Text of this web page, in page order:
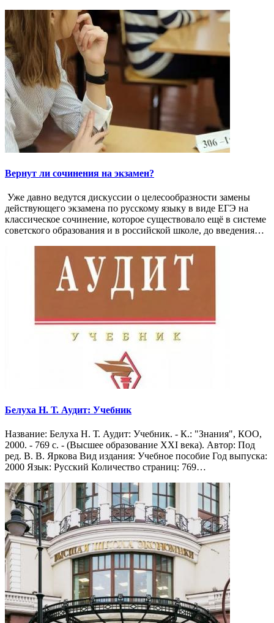
Вернут ли сочинения на экзамен?
Уже давно ведутся дискуссии о целесообразности замены
действующего экзамена по русскому языку в виде ЕГЭ на
классическое сочинение, которое существовало ещё в системе
советского образования и в российской школе, до введения…
Белуха Н. Т. Аудит: Учебник
Название: Белуха Н. Т. Аудит: Учебник. - К.: "Знания", КОО,
2000. - 769 с. - (Высшее образование XXI века). Автор: Под
ред. В. В. Яркова Вид издания: Учебное пособие Год выпуска:
2000 Язык: Русский Количество страниц: 769…